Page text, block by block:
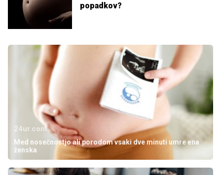
popadkov?
24ur.com
Med nosečnostjo ali porodom vsaki dve minuti umre ena
ženska